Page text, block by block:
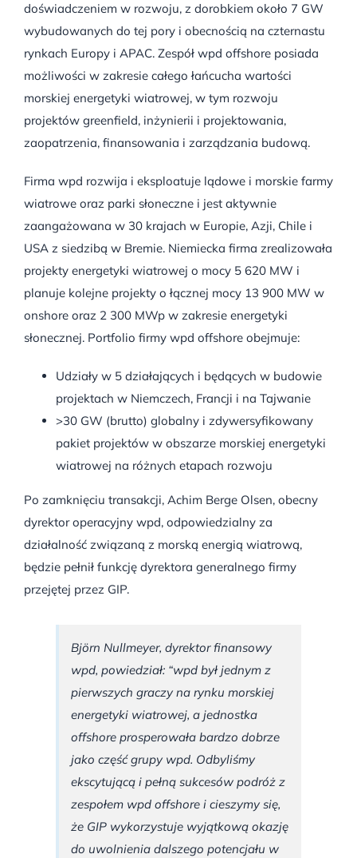
doświadczeniem w rozwoju, z dorobkiem około 7 GW
wybudowanych do tej pory i obecnością na czternastu
rynkach Europy i APAC. Zespół wpd offshore posiada
możliwości w zakresie całego łańcucha wartości
morskiej energetyki wiatrowej, w tym rozwoju
projektów greenfield, inżynierii i projektowania,
zaopatrzenia, finansowania i zarządzania budową.
Firma wpd rozwija i eksploatuje lądowe i morskie farmy
wiatrowe oraz parki słoneczne i jest aktywnie
zaangażowana w 30 krajach w Europie, Azji, Chile i
USA z siedzibą w Bremie. Niemiecka firma zrealizowała
projekty energetyki wiatrowej o mocy 5 620 MW i
planuje kolejne projekty o łącznej mocy 13 900 MW w
onshore oraz 2 300 MWp w zakresie energetyki
słonecznej. Portfolio firmy wpd offshore obejmuje:
Udziały w 5 działających i będących w budowie
projektach w Niemczech, Francji i na Tajwanie
>30 GW (brutto) globalny i zdywersyfikowany
pakiet projektów w obszarze morskiej energetyki
wiatrowej na różnych etapach rozwoju
Po zamknięciu transakcji, Achim Berge Olsen, obecny
dyrektor operacyjny wpd, odpowiedzialny za
działalność związaną z morską energią wiatrową,
będzie pełnił funkcję dyrektora generalnego firmy
przejętej przez GIP.
Björn Nullmeyer, dyrektor finansowy
wpd, powiedział: “wpd był jednym z
pierwszych graczy na rynku morskiej
energetyki wiatrowej, a jednostka
offshore prosperowała bardzo dobrze
jako część grupy wpd. Odbyliśmy
ekscytującą i pełną sukcesów podróż z
zespołem wpd offshore i cieszymy się,
że GIP wykorzystuje wyjątkową okazję
do uwolnienia dalszego potencjału w